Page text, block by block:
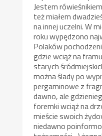
Jestem
też miałem
na innej uczelni. W
roku wypędzono
Polaków
gdzie wciąż na
starych
można ślady po
pergaminowe z
dawno, ale
foremki wciąż na
mieście swoich
niedawno